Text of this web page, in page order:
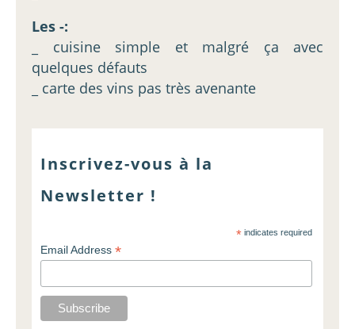
Les -:
_ cuisine simple et malgré ça avec
quelques défauts
_ carte des vins pas très avenante
Inscrivez-vous à la
Newsletter !
*indicates required
Email Address*